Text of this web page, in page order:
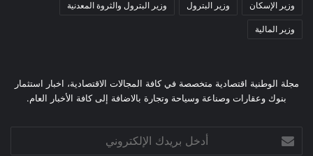
وزير الإسكان وزير البترول وزير البترول والثروة المعدنية
وزير المالية
مجلة الوطنية اقتصادية متخصصة في كافة المجالات الاقتصادية، اخبار استثمار
بنوك وعقارات وصناعة وسياحة وتجارة بالاضافة إلى كافة الأخبار العام.
بريدك